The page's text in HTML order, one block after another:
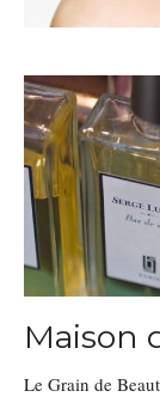
Maison
Le Grain de